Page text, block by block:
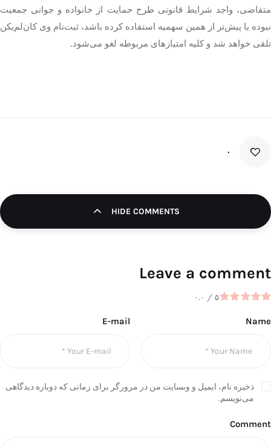
متقاضی، واجد شرایط قانونی طرح حمایت از خانواده و جوانی جمعیت
نبوده یا پیش‌تر از همین سهمیه استفاده کرده باشد، ثبت‌نام وی کان‌لم‌یکن
تلقی خواهد شد و کلیه امتیازهای مربوطه لغو می‌شود.
۰
HIDE COMMENTS
Leave a comment
۰.۰ / ۵
Name
E-mail
ذخیره نام، ایمیل و وبسایت من در مرورگر برای زمانی که دوباره دیدگاهی
می‌نویسم.
Comment